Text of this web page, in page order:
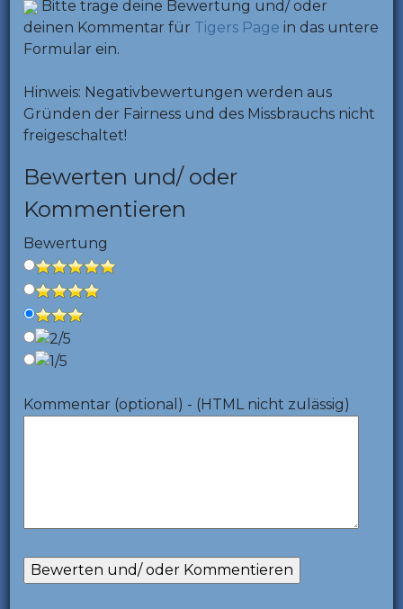
Bitte trage deine Bewertung und/ oder
deinen Kommentar für Tigers Page in das untere
Formular ein.
Hinweis: Negativbewertungen werden aus
Gründen der Fairness und des Missbrauchs nicht
freigeschaltet!
Bewerten und/ oder
Kommentieren
Bewertung
Kommentar (optional) - (HTML nicht zulässig)